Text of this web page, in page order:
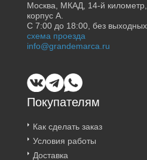
Покупателям
Как сделать заказ
Условия работы
Доставка
Москва, МКАД, 14-й
корпус А.
С 7:00 до 18:00, без выходных
схема проезда
info@grandemarca.ru